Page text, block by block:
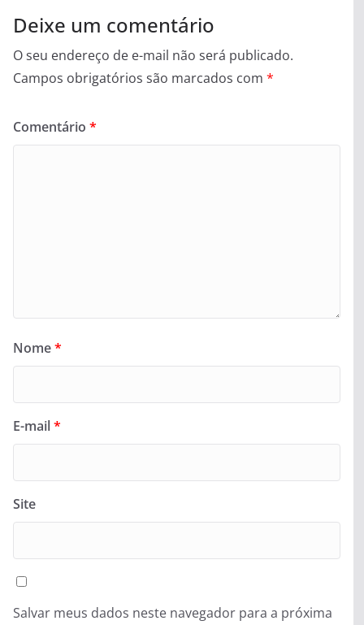
Deixe um comentário
O seu endereço de e-mail não será publicado.
Campos obrigatórios são marcados com *
Comentário *
Nome*
E-mail*
Site
Salvar meus dados neste navegador para a próxima